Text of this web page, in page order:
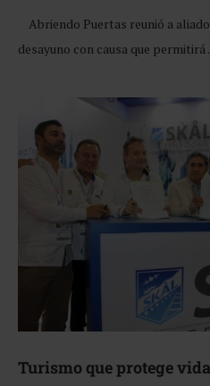
Abriendo Puertas reunió a
desayuno con causa que
Turismo que protege vida